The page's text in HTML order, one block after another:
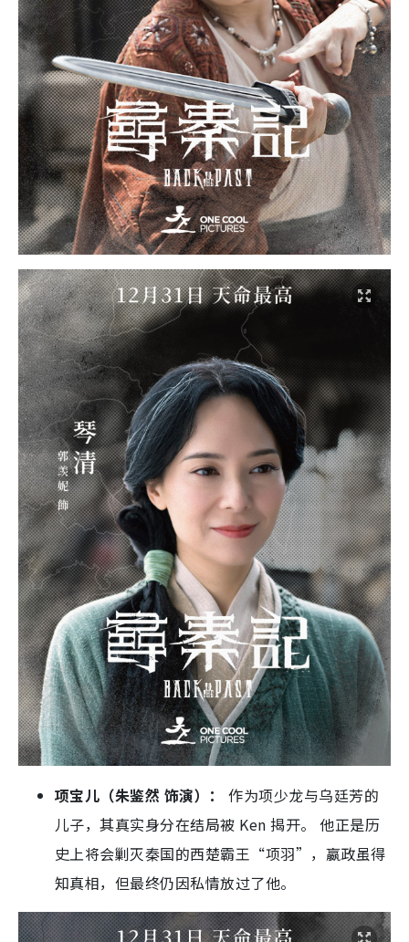
项宝儿（朱鉴然 饰演）：作为项少龙与乌廷芳的
儿子，其真实身分在结局被 Ken 揭开。 他正是历
史上将会剿灭秦国的西楚霸王“项羽”，嬴政虽得
知真相，但最终仍因私情放过了他。